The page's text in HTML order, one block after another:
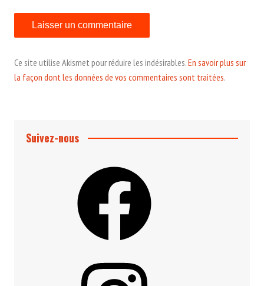
Ce site utilise Akismet pour réduire les indésirables.En savoir plus sur
la façon dont les données de vos commentaires sont traitées.
Suivez-nous